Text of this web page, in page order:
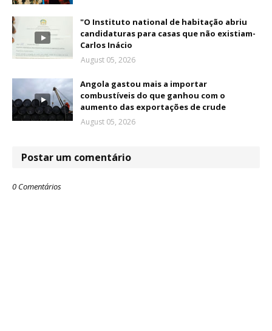
"O Instituto national de habitação abriu
candidaturas para casas que não existiam-
Carlos Inácio
August 05, 2026
Angola gastou mais a importar
combustíveis do que ganhou com o
aumento das exportações de crude
August 05, 2026
Postar um comentário
0 Comentários